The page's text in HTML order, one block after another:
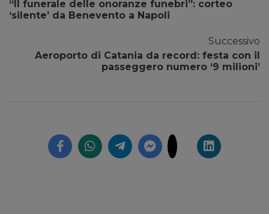
“Il funerale delle onoranze funebri”: corteo
‘silente’ da Benevento a Napoli
Successivo
Aeroporto di Catania da record: festa con il
passeggero numero ‘9 milioni’